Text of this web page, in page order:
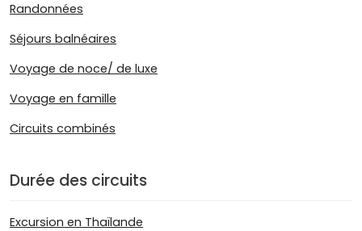
Randonnées
Séjours balnéaires
Voyage de noce/ de luxe
Voyage en famille
Circuits combinés
Durée des circuits
Excursion en Thaïlande